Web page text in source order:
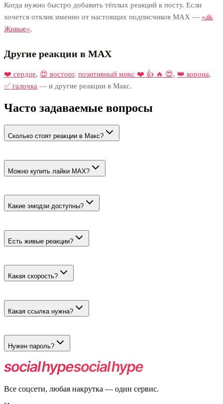
Когда нужно быстро добавить тёплых реакций к посту. Если
хочется отклик именно от настоящих подписчиков MAX — «🙏
Живые».
Другие реакции в MAX
❤️ сердце, 😍 восторг, позитивный микс ❤️ 👍 🔥 😍, 👑 корона,
✅ галочка — и другие реакции в Макс.
Часто задаваемые вопросы
Сколько стоят реакции в Макс?
Можно купить лайки MAX?
Какие эмодзи доступны?
отрицательные варианты, а также готовые миксы.
Есть живые реакции?
настроить страну, регион, пол и возраст.
Какая скорость?
после модерации.
Какая ссылка нужна?
реакциями.
Нужен пароль?
Нет, достаточно ссылки на публикацию.
Все соцсети, любая накрутка — один сервис.